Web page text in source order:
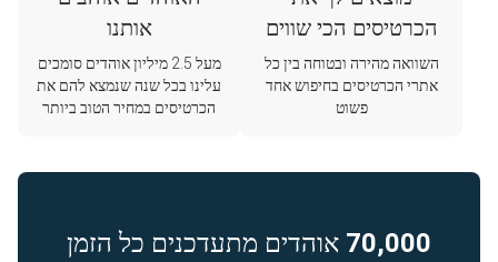
הכרטיסים הכי שווים
השוואה מהירה ובטוחה בין כל
אתרי הכרטיסים בחיפוש אחד
פשוט
אותנו
מעל 2.5 מיליון אוהדים סומכים
עלינו בכל שנה שנמצא להם את
הכרטיסים במחיר הטוב ביותר
70,000 אוהדים מתעדכנים כל הזמן